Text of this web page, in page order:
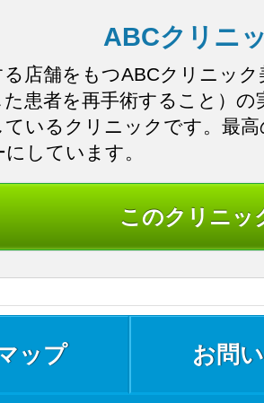
ABCクリニ
店舗をもつABCクリニッ
患者を再手術すること）
いるクリニックです。最
しています。
このクリニッ
ップ お問